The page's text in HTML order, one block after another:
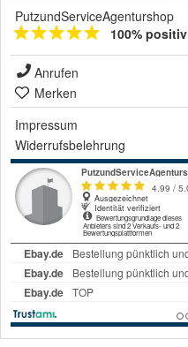
PutzundServiceAgenturshop
100% positiv
Anrufen
Merken
Impressum
Widerrufsbelehrung